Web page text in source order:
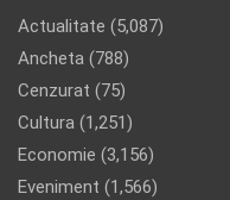
Actualitate (5,087)
Ancheta (788)
Cenzurat (75)
Cultura (1,251)
Economie (3,156)
Eveniment (1,566)